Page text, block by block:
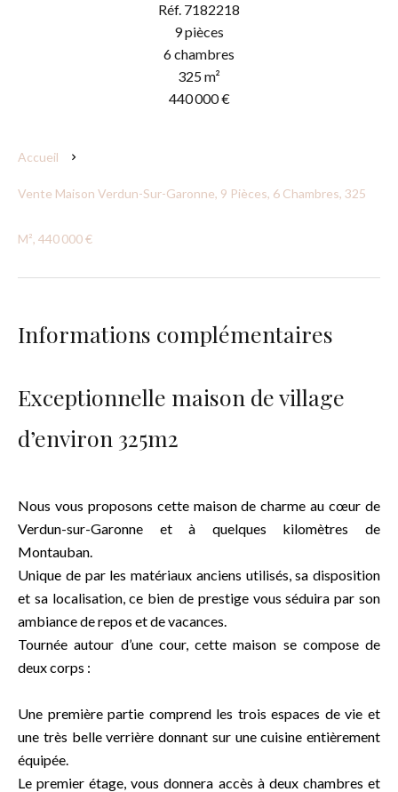
Réf. 7182218
9 pièces
6 chambres
325 m²
440 000 €
Accueil
Vente Maison Verdun-Sur-Garonne, 9 Pièces, 6 Chambres, 325
M², 440 000 €
Informations complémentaires
Exceptionnelle maison de village
d’environ 325m2
Nous vous proposons cette maison de charme au cœur de
Verdun-sur-Garonne et à quelques kilomètres de
Montauban.
Unique de par les matériaux anciens utilisés, sa disposition
et sa localisation, ce bien de prestige vous séduira par son
ambiance de repos et de vacances.
Tournée autour d’une cour, cette maison se compose de
deux corps :
Une première partie comprend les trois espaces de vie et
une très belle verrière donnant sur une cuisine entièrement
équipée.
Le premier étage, vous donnera accès à deux chambres et